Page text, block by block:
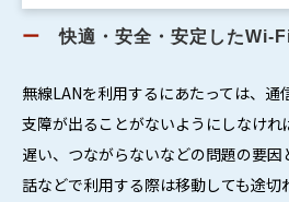
ー 快適・安全・安定したWi-
無線LANを利用するにあたっては、通
支障が出ることがないようにしなけれ
遅い、つながらないなどの問題の要
話などで利用する際は移動しても途切